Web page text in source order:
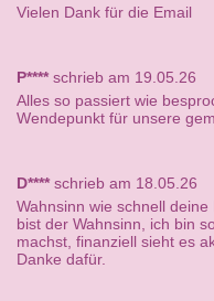
Vielen Dank für die Email
P****schrieb am 19.05.26
Alles so passiert wie
Wendepunkt für unsere
D****schrieb am 18.05.26
Wahnsinn wie schnell
bist der Wahnsinn, ich bin
machst, finanziell sieht es
Danke dafür.